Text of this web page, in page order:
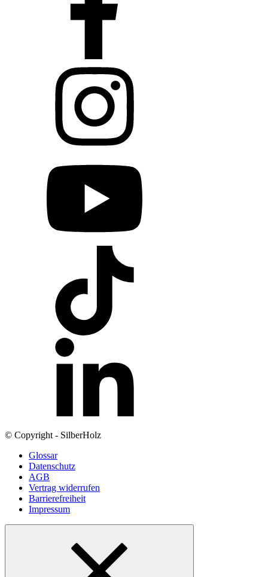
© Copyright - SilberHolz
Glossar
Datenschutz
AGB
Vertrag widerrufen
Barrierefreiheit
Impressum